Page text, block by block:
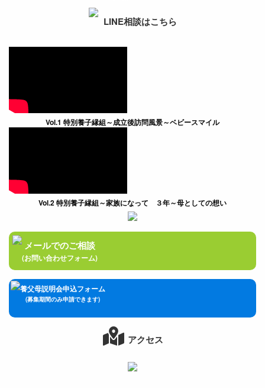
LINE相談はこちら
Vol.1 特別養子縁組～成立後訪問風景～ベビースマイル
Vol.2 特別養子縁組～家族になって ３年～母としての想い
メールでのご相談
(お問い合わせフォーム)
養父母説明会申込フォーム
(募集期間のみ申請できます)
アクセス